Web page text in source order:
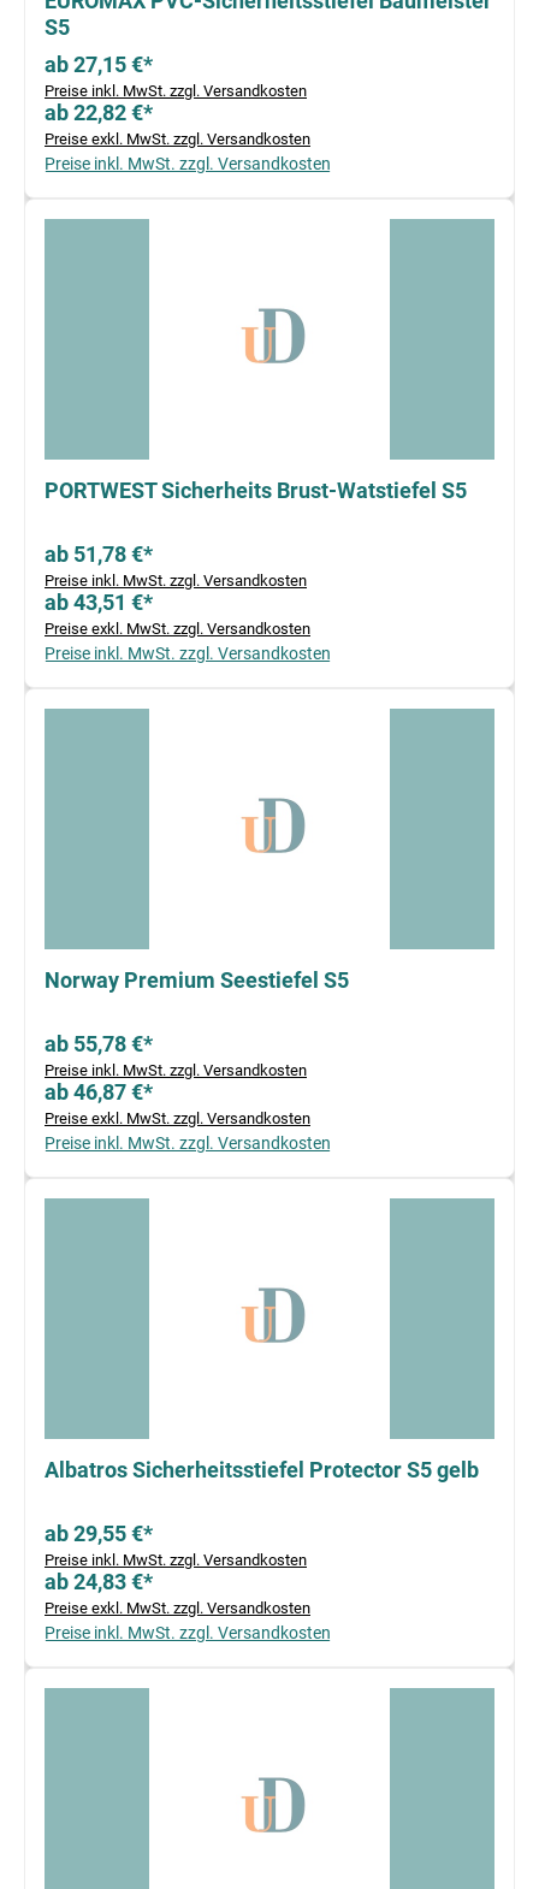
S5
ab 27,15 €*
Preise inkl. MwSt. zzgl. Versandkosten
ab 22,82 €*
Preise exkl. MwSt. zzgl. Versandkosten
Preise inkl. MwSt. zzgl. Versandkosten
PORTWEST Sicherheits Brust-Watstiefel S5
ab 51,78 €*
Preise inkl. MwSt. zzgl. Versandkosten
ab 43,51 €*
Preise exkl. MwSt. zzgl. Versandkosten
Preise inkl. MwSt. zzgl. Versandkosten
Norway Premium Seestiefel S5
ab 55,78 €*
Preise inkl. MwSt. zzgl. Versandkosten
ab 46,87 €*
Preise exkl. MwSt. zzgl. Versandkosten
Preise inkl. MwSt. zzgl. Versandkosten
Albatros Sicherheitsstiefel Protector S5 gelb
ab 29,55 €*
Preise inkl. MwSt. zzgl. Versandkosten
ab 24,83 €*
Preise exkl. MwSt. zzgl. Versandkosten
Preise inkl. MwSt. zzgl. Versandkosten